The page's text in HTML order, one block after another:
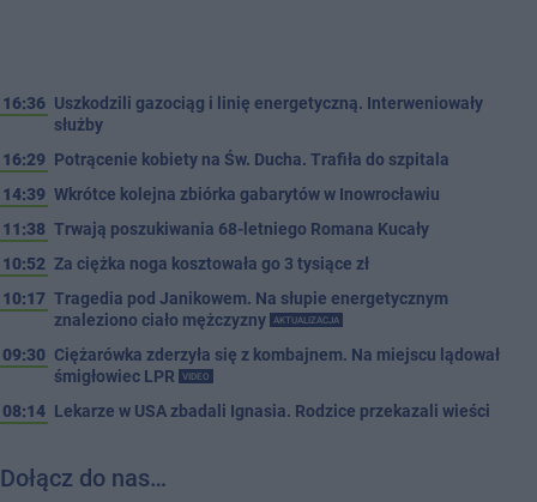
16:36 Uszkodzili gazociąg i linię energetyczną. Interweniowały
służby
16:29 Potrącenie kobiety na Św. Ducha. Trafiła do szpitala
14:39 Wkrótce kolejna zbiórka gabarytów w Inowrocławiu
11:38 Trwają poszukiwania 68-letniego Romana Kucały
10:52 Za ciężka noga kosztowała go 3 tysiące zł
10:17 Tragedia pod Janikowem. Na słupie energetycznym
znaleziono ciało mężczyzny
AKTUALIZACJA
09:30 Ciężarówka zderzyła się z kombajnem. Na miejscu lądował
śmigłowiec LPR
VIDEO
08:14 Lekarze w USA zbadali Ignasia. Rodzice przekazali wieści
Dołącz do nas…